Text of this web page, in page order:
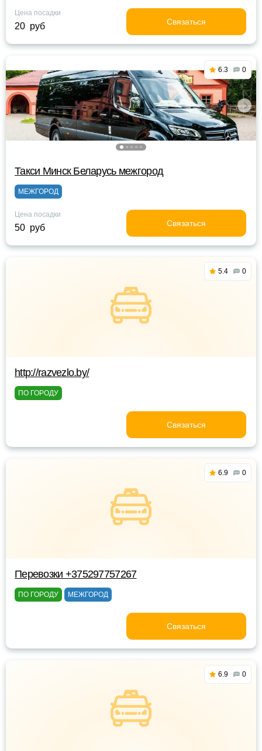
Цена посадки
20 руб Связаться
6.3 0
Такси Минск Беларусь межгород
МЕЖГОРОД
Цена посадки
50 руб Связаться
5.4 0
http://razvezlo.by/
ПО ГОРОДУ
Связаться
6.9 0
Перевозки +375297757267
ПО ГОРОДУ МЕЖГОРОД
Связаться
6.9 0